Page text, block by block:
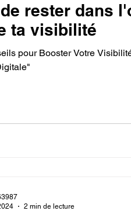
rester dans
ta visibilité
pour Booster Votre
2 min de lecture